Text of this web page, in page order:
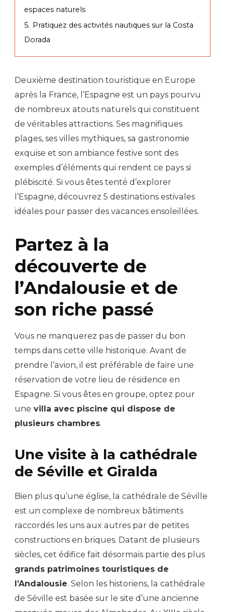
espaces naturels
5. Pratiquez des activités nautiques sur la Costa
Dorada
Deuxième destination touristique en Europe
après la France, l’Espagne est un pays pourvu
de nombreux atouts naturels qui constituent
de véritables attractions. Ses magnifiques
plages, ses villes mythiques, sa gastronomie
exquise et son ambiance festive sont des
exemples d’éléments qui rendent ce pays si
plébiscité. Si vous êtes tenté d’explorer
l’Espagne, découvrez 5 destinations estivales
idéales pour passer des vacances ensoleillées.
Partez à la
découverte de
l’Andalousie et de
son riche passé
Vous ne manquerez pas de passer du bon
temps dans cette ville historique. Avant de
prendre l’avion, il est préférable de faire une
réservation de votre lieu de résidence en
Espagne. Si vous êtes en groupe, optez pour
une villa avec piscine qui dispose de
plusieurs chambres.
Une visite à la cathédrale
de Séville et Giralda
Bien plus qu’une église, la cathédrale de Séville
est un complexe de nombreux bâtiments
raccordés les uns aux autres par de petites
constructions en briques. Datant de plusieurs
siècles, cet édifice fait désormais partie des plus
grands patrimoines touristiques de
l’Andalousie. Selon les historiens, la cathédrale
de Séville est basée sur le site d’une ancienne